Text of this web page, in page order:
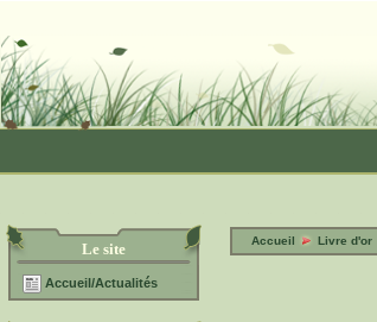
Le site
Accueil/Actualités
Accueil Livre d'or